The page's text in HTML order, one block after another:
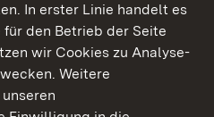
In erster Linie handelt es
den Betrieb der Seite
wir Cookies zu Analyse-
Weitere